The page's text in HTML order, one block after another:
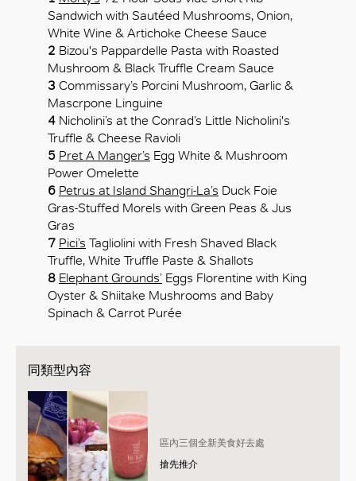
Sandwich with Sautéed Mushrooms, Onion,
White Wine & Artichoke Cheese Sauce
2 Bizou's Pappardelle Pasta with Roasted
Mushroom & Black Truffle Cream Sauce
3 Commissary’s Porcini Mushroom, Garlic &
Mascrpone Linguine
4 Nicholini’s at the Conrad’s Little Nicholini's
Truffle & Cheese Ravioli
5 Pret A Manger’s Egg White & Mushroom
Power Omelette
6 Petrus at Island Shangri-La’s Duck Foie
Gras-Stuffed Morels with Green Peas & Jus
Gras
7 Pici’s Tagliolini with Fresh Shaved Black
Truffle, White Truffle Paste & Shallots
8 Elephant Grounds’ Eggs Florentine with King
Oyster & Shiitake Mushrooms and Baby
Spinach & Carrot Purée
同類型內容
區內三個全新美食好去處
搶先推介